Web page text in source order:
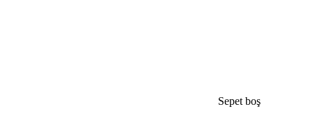
Sepet boş